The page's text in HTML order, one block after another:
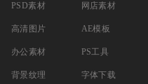
PSD素材
高清图片
办公素材
背景纹理
网店素材
AE模板
PS工具
字体下载